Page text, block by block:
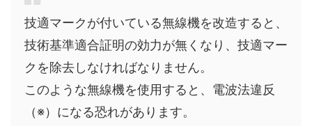
技適マークが付いている無線機を改造すると、
技術基準適合証明の効力が無くなり、技適マー
クを除去しなければなりません。
このような無線機を使用すると、電波法違反
（※）になる恐れがあります。